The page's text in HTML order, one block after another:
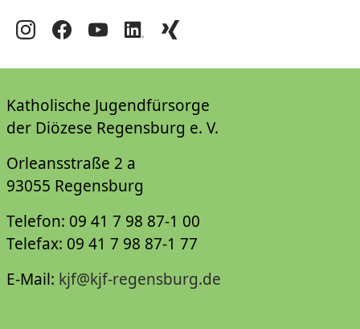
Katholische Jugendfürsorge
der Diözese Regensburg e. V.
Orleansstraße 2 a
93055 Regensburg
Telefon: 09 41 7 98 87-1 00
Telefax: 09 41 7 98 87-1 77
E-Mail: kjf@kjf-regensburg.de